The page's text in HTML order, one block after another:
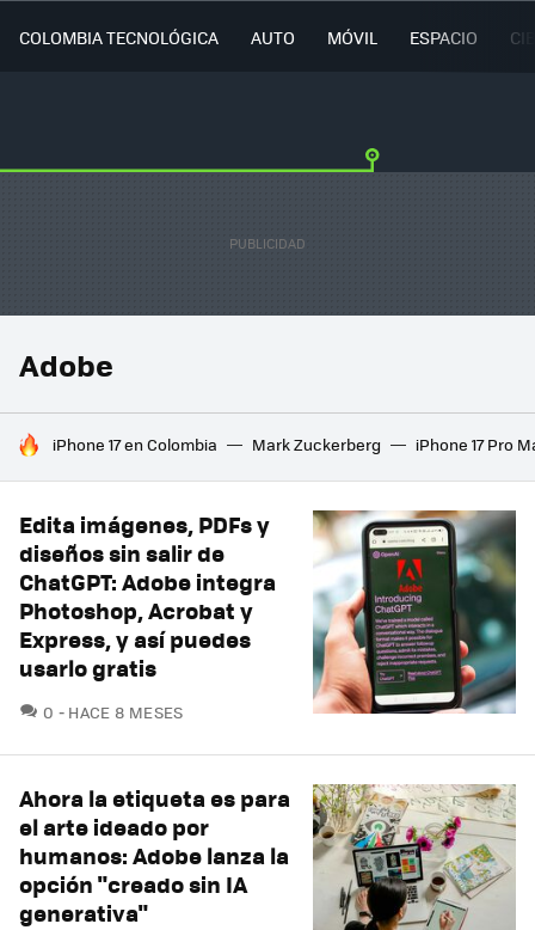
COLOMBIA TECNOLÓGICA AUTO MÓVIL ESPACIO
Adobe
HOY SE HABLA DE
iPhone 17 en Colombia Mark Zuckerberg iPhone 17 Pro
Edita imágenes, PDFs y
diseños sin salir de
ChatGPT: Adobe integra
Photoshop, Acrobat y
Express, y así puedes
usarlo gratis
0 COMENTARIOS
HACE 8 MESES
Ahora la etiqueta es para
el arte ideado por
humanos: Adobe lanza la
opción "creado sin IA
generativa"